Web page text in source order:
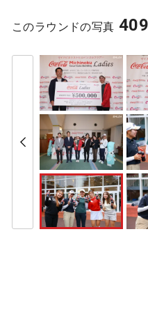
このラウンドの写真